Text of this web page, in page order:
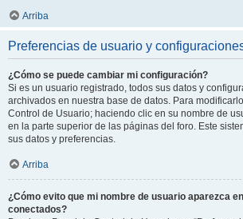
Arriba
Preferencias de usuario y
¿Cómo se puede cambiar mi configuración?
Si es un usuario registrado, todos sus datos y
archivados en nuestra base de datos. Para
Control de Usuario; haciendo clic en su nombre de
en la parte superior de las páginas del foro. Este
sus datos y preferencias.
Arriba
¿Cómo evito que mi nombre de usuario aparezca
conectados?